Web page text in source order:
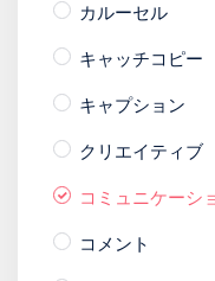
カルーセル
キャッチコピー
キャプション
クリエイティブ
コミュニケーシ
コメント